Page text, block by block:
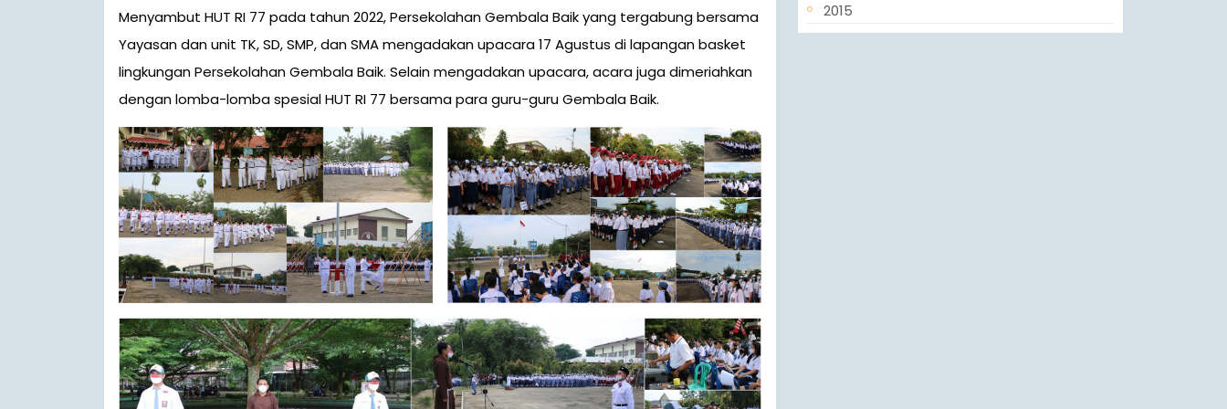
Menyambut HUT RI 77 pada tahun 2022, Persekolahan Gembala Baik yang tergabung bersama
Yayasan dan unit TK, SD, SMP, dan SMA mengadakan upacara 17 Agustus di lapangan basket
lingkungan Persekolahan Gembala Baik. Selain mengadakan upacara, acara juga dimeriahkan
dengan lomba-lomba spesial HUT RI 77 bersama para guru-guru Gembala Baik.
2015